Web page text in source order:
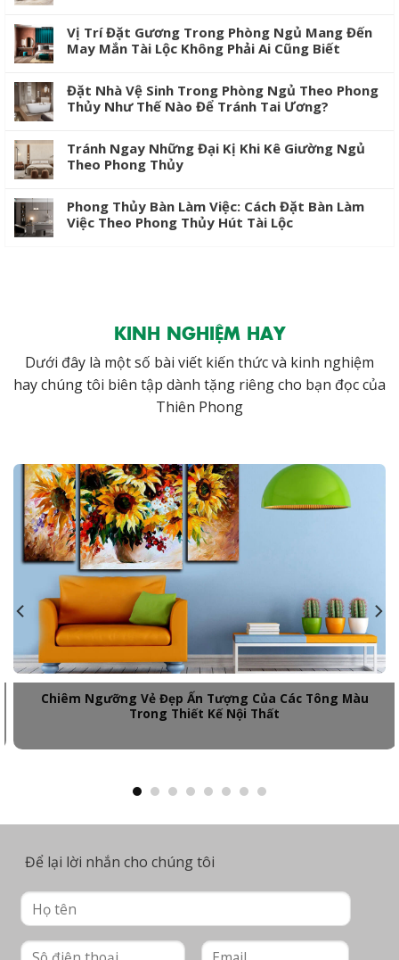
Vị Trí Đặt Gương Trong Phòng Ngủ Mang Đến
May Mắn Tài Lộc Không Phải Ai Cũng Biết
Đặt Nhà Vệ Sinh Trong Phòng Ngủ Theo Phong
Thủy Như Thế Nào Để Tránh Tai Ương?
Tránh Ngay Những Đại Kị Khi Kê Giường Ngủ
Theo Phong Thủy
Phong Thủy Bàn Làm Việc: Cách Đặt Bàn Làm
Việc Theo Phong Thủy Hút Tài Lộc
KINH NGHIỆM HAY
Dưới đây là một số bài viết kiến thức và kinh nghiệm
hay chúng tôi biên tập dành tặng riêng cho bạn đọc của
Thiên Phong
Chiêm Ngưỡng Vẻ Đẹp Ấn Tượng Của Các Tông Màu
Trong Thiết Kế Nội Thất
Để lại lời nhắn cho chúng tôi